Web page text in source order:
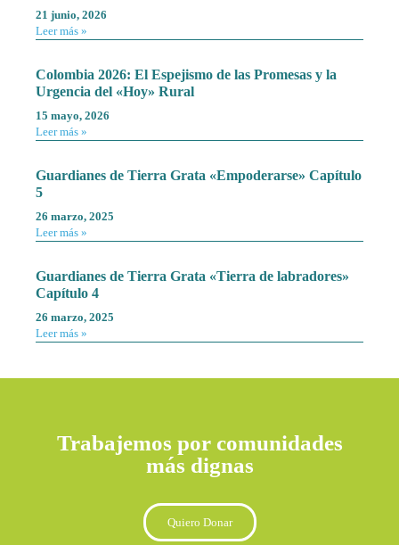
21 junio, 2026
Leer más »
Colombia 2026: El Espejismo de las Promesas y la
Urgencia del «Hoy» Rural
15 mayo, 2026
Leer más »
Guardianes de Tierra Grata «Empoderarse» Capítulo
5
26 marzo, 2025
Leer más »
Guardianes de Tierra Grata «Tierra de labradores»
Capítulo 4
26 marzo, 2025
Leer más »
Trabajemos por comunidades
más dignas
Quiero Donar